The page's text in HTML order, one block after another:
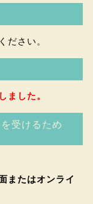
さい。
した。
受けるため
またはオンライ